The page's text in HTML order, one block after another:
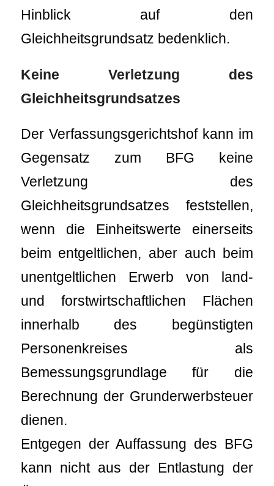
Hinblick auf den
Gleichheitsgrundsatz bedenklich.
Keine Verletzung des
Gleichheitsgrundsatzes
Der Verfassungsgerichtshof kann im
Gegensatz zum BFG keine
Verletzung des
Gleichheitsgrundsatzes feststellen,
wenn die Einheitswerte einerseits
beim entgeltlichen, aber auch beim
unentgeltlichen Erwerb von land-
und forstwirtschaftlichen Flächen
innerhalb des begünstigten
Personenkreises als
Bemessungsgrundlage für die
Berechnung der Grunderwerbsteuer
dienen.
Entgegen der Auffassung des BFG
kann nicht aus der Entlastung der